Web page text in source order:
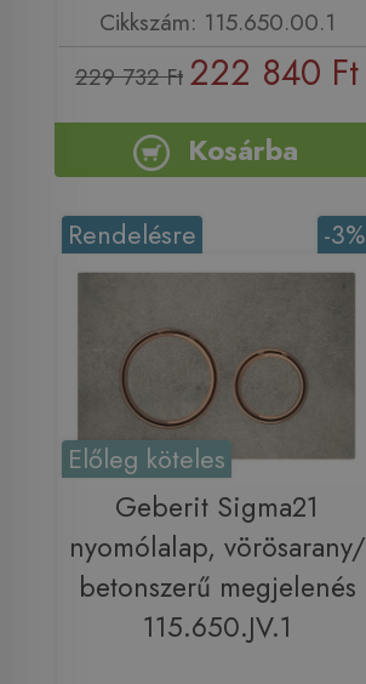
Cikkszám: 115.650.00.1
229 732 Ft 222 840 Ft
Kosárba
-3%
Rendelésre
Előleg köteles
Geberit Sigma21
nyomólalap, vörösarany/
betonszerű megjelenés
115.650.JV.1